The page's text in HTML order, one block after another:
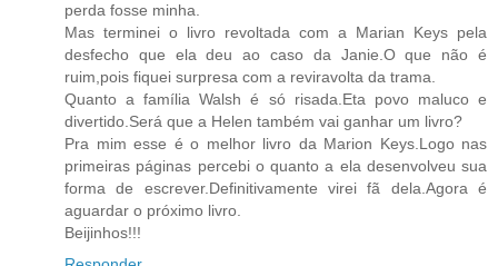
perda fosse minha.
Mas terminei o livro revoltada com a Marian Keys pela
desfecho que ela deu ao caso da Janie.O que não é
ruim,pois fiquei surpresa com a reviravolta da trama.
Quanto a família Walsh é só risada.Eta povo maluco e
divertido.Será que a Helen também vai ganhar um livro?
Pra mim esse é o melhor livro da Marion Keys.Logo nas
primeiras páginas percebi o quanto a ela desenvolveu sua
forma de escrever.Definitivamente virei fã dela.Agora é
aguardar o próximo livro.
Beijinhos!!!